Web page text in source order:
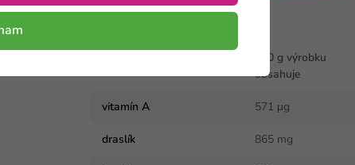
100 g výrobku
obsahuje
vitamín A 571 μg
draslík 865 mg